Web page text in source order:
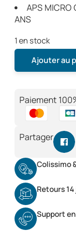
APS MICRO ONDULEUR DS3D GARANTIE 10
ANS
1 en stock
Ajouter au
Paiement
Partager
Colissimo
Retours
Support